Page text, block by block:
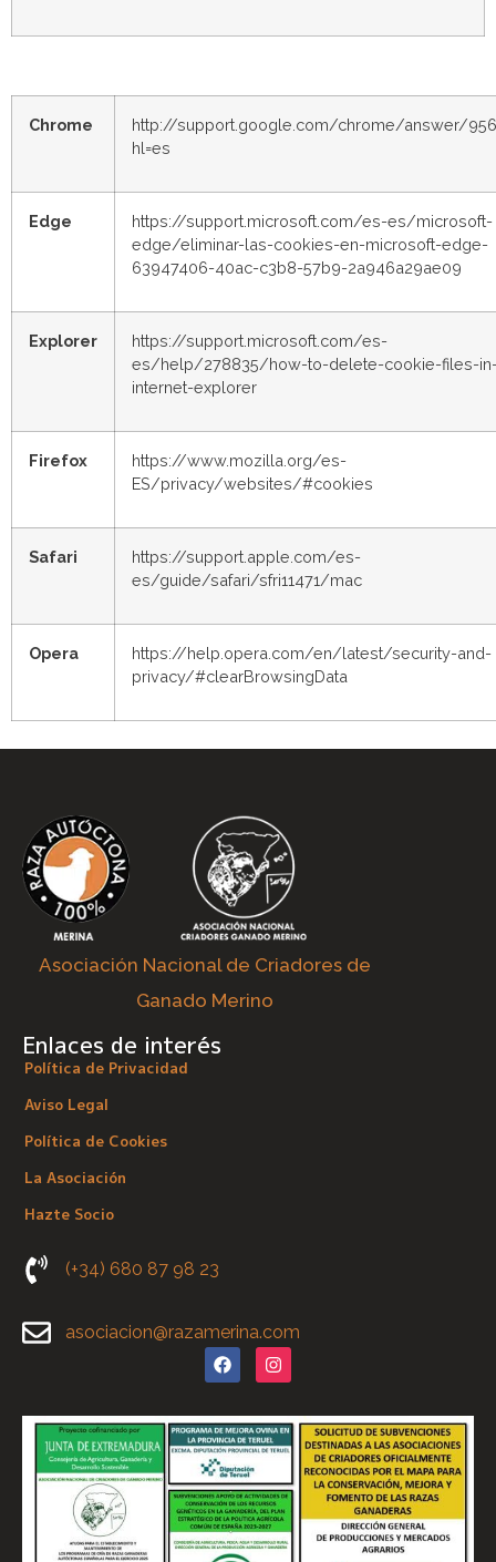
Chrome
http://support.google.com/chrome/answer/
hl=es
Edge
https://support.microsoft.com/es-es/microsoft-
edge/eliminar-las-cookies-en-microsoft-edge-
63947406-40ac-c3b8-57b9-2a946a29ae09
Explorer
https://support.microsoft.com/es-
es/help/278835/how-to-delete-cookie-files-
internet-explorer
Firefox
https://www.mozilla.org/es-
ES/privacy/websites/#cookies
Safari
https://support.apple.com/es-
es/guide/safari/sfri11471/mac
Opera
https://help.opera.com/en/latest/security-and-
privacy/#clearBrowsingData
Asociación Nacional de Criadores de
Ganado Merino
Enlaces de interés
Política de Privacidad
Aviso Legal
Política de Cookies
La Asociación
Hazte Socio
(+34) 680 87 98 23
asociacion@razamerina.com